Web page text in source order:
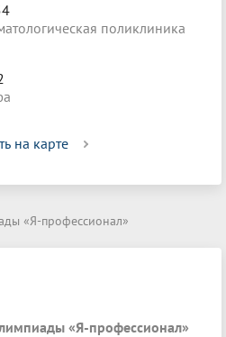
поликлиника
на карте
«Я-профессионал»
«Я-профессионал»